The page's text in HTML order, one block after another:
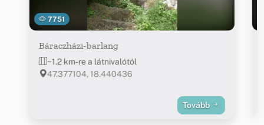
7751
Báraczházi-barlang
~1.2 km-re a látnivalótól
47.377104, 18.440436
Tovább